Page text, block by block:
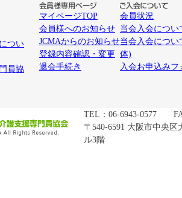
つい
員協
マイページTOP
会員様へのお知らせ
JCMAからのお知らせ
登録内容確認・変更
退会手続き
会員状況
当会入会につい
当会入会につい
体)
入会お申込みフ
TEL：06-6943-0577
〒540-6591 大阪市中央
ル3階